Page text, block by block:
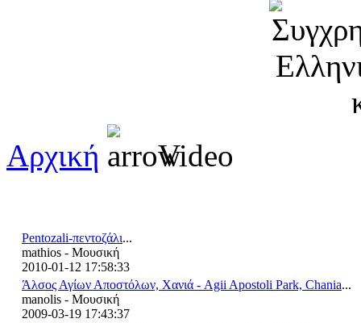
Αρχική Video
Pentozali-πεντοζάλι...
mathios - Μουσική
2010-01-12 17:58:33
Άλσος Αγίων Αποστόλων, Χανιά - Agii Apostoli Park, Chania...
manolis - Μουσική
2009-03-19 17:43:37